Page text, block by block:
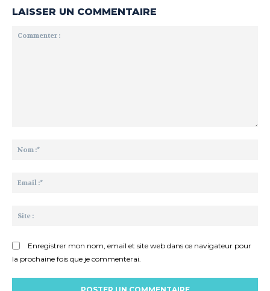
LAISSER UN COMMENTAIRE
Enregistrer mon nom, email et site web dans ce navigateur pour
la prochaine fois que je commenterai.